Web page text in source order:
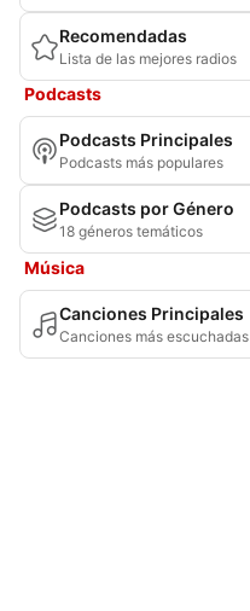
Recomendadas
Lista de las mejores radios
Podcasts
Podcasts Principales
Podcasts más populares
Podcasts por Género
18 géneros temáticos
Música
Canciones Principales
Canciones más escuchadas